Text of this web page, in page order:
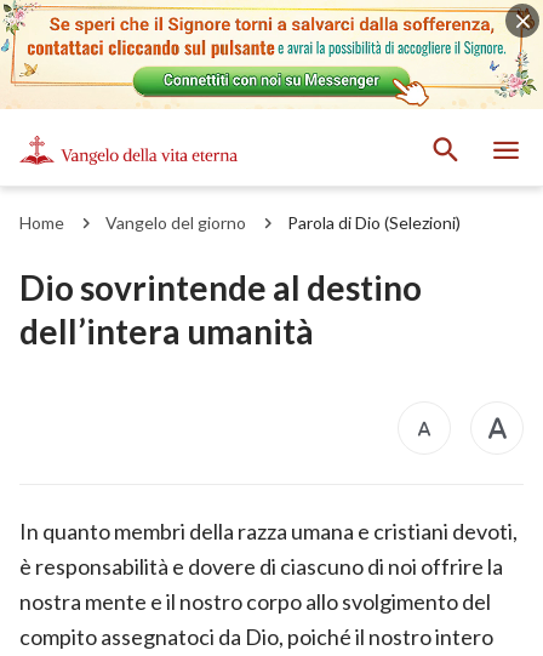
Home Vangelo del giorno Parola di Dio (Selezioni)
Dio sovrintende al destino
dell’intera umanità
In quanto membri della razza umana e cristiani devoti,
è responsabilità e dovere di ciascuno di noi offrire la
nostra mente e il nostro corpo allo svolgimento del
compito assegnatoci da Dio, poiché il nostro intero